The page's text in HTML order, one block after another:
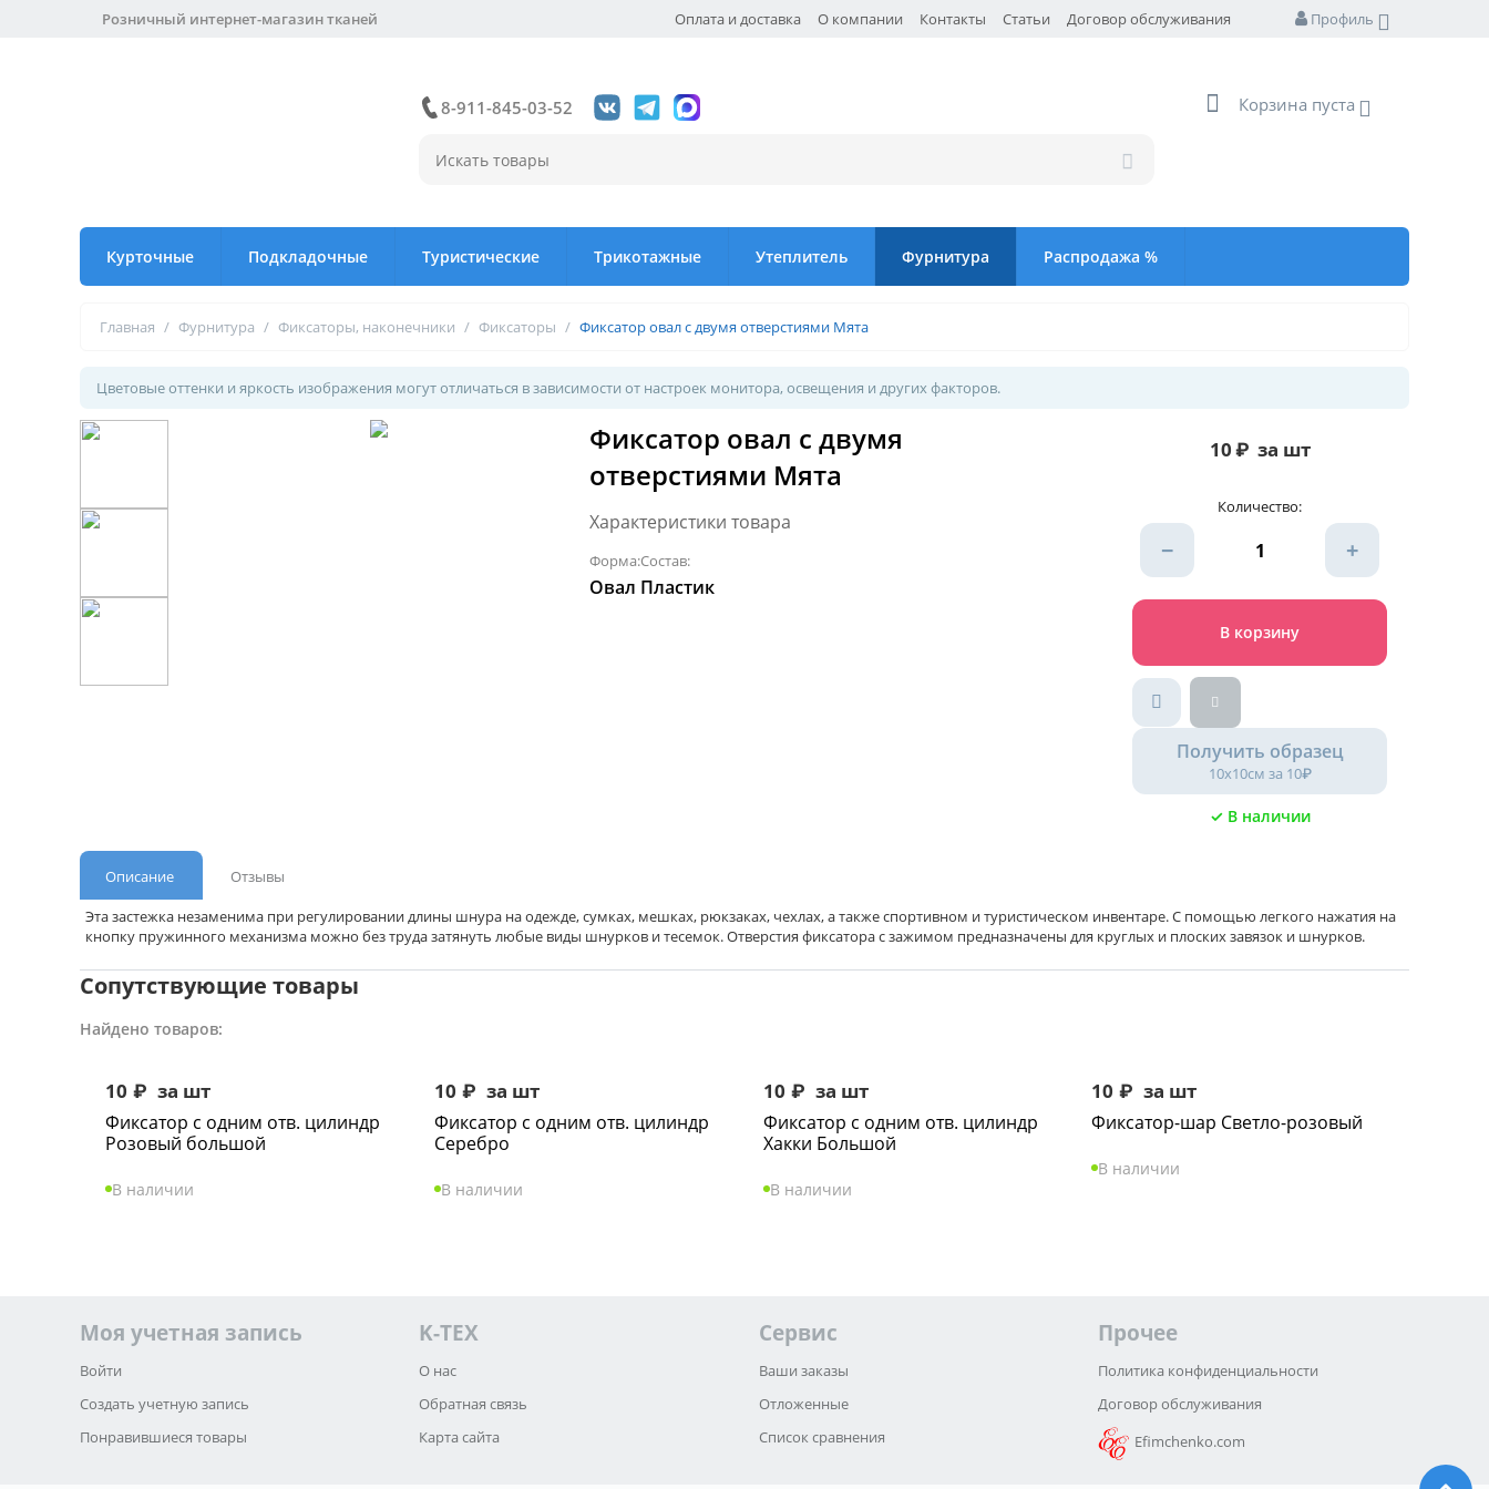
Профиль
Оплата и доставка О компании Контакты Статьи Договор обслуживания
Розничный интернет-магазин тканей
8-911-845-03-52 Корзина пуста
Курточные Подкладочные Туристические Трикотажные Утеплитель Фурнитура Распродажа %
Главная / Фурнитура / Фиксаторы, наконечники / Фиксаторы / Фиксатор овал с двумя отверстиями Мята
Цветовые оттенки и яркость изображения могут отличаться в зависимости от настроек монитора, освещения и других факторов.
Фиксатор овал с двумя
отверстиями Мята
Характеристики товара
Форма:
Овал
Состав:
Пластик
10₽ за шт
Количество:
+
−
В корзину
Получить образец
10х10см за 10₽
✓ В наличии
Описание
Отзывы
Эта застежка незаменима при регулировании длины шнура на одежде, сумках, мешках, рюкзаках, чехлах, а также спортивном и туристическом инвентаре. С помощью легкого нажатия на
кнопку пружинного механизма можно без труда затянуть любые виды шнурков и тесемок. Отверстия фиксатора с зажимом предназначены для круглых и плоских завязок и шнурков.
Сопутствующие товары
Найдено товаров:
10 ₽ за шт
Фиксатор с одним отв. цилиндр
Розовый большой
В наличии
10 ₽ за шт
Фиксатор с одним отв. цилиндр
Серебро
В наличии
10 ₽ за шт
Фиксатор с одним отв. цилиндр
Хакки Большой
В наличии
10 ₽ за шт
Фиксатор-шар Светло-розовый
В наличии
Моя учетная запись
Войти
Создать учетную запись
Понравившиеся товары
K-TEX
О нас
Обратная связь
Карта сайта
Сервис
Ваши заказы
Отложенные
Список сравнения
Прочее
Политика конфиденциальности
Договор обслуживания
Efimchenko.com